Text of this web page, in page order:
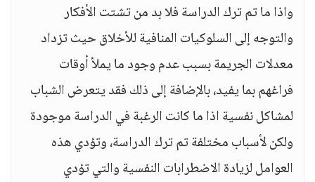
واذا ما تم ترك الدراسة فلا بد من تشتت الأفكار
والتوجه إلى السلوكيات المنافية للأخلاق حيث تزداد
معدلات الجريمة بسبب عدم وجود ما يملأ أوقات
فراغهم بما يفيد، بالإضافة إلى ذلك فقد يتعرض الشباب
لمشاكل نفسية اذا ما كانت الرغبة في الدراسة موجودة
ولكن لأسباب مختلفة تم ترك الدراسة، وتؤدي هذه
العوامل لزيادة الاضطرابات النفسية والتي تؤدي